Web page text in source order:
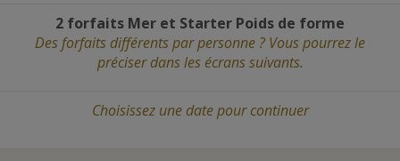
2 forfaits Mer et Starter Poids de forme
Des forfaits différents par personne ? Vous pourrez le
préciser dans les écrans suivants.
Choisissez une datepour continuer